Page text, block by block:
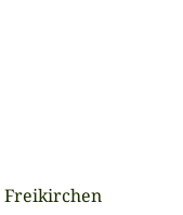
Freikirchen